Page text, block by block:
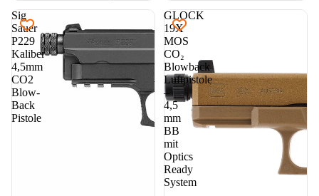
Sig
Sauer
P229
Kaliber
4,5mm
CO2
Blow-
Back
Pistole
GLOCK
19X
MOS
CO₂
Blowback
Luftpistole
–
4,5
mm
BB
mit
Optics
Ready
System